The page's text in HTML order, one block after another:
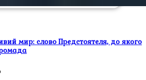
мир: слово Предстоятеля, до якого